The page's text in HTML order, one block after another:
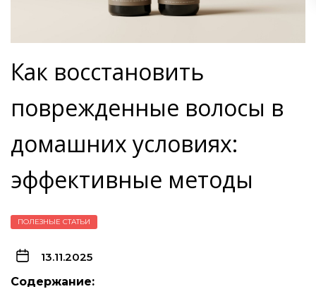
Как восстановить
поврежденные волосы в
домашних условиях:
эффективные методы
ПОЛЕЗНЫЕ СТАТЬИ
13.11.2025
Содержание: